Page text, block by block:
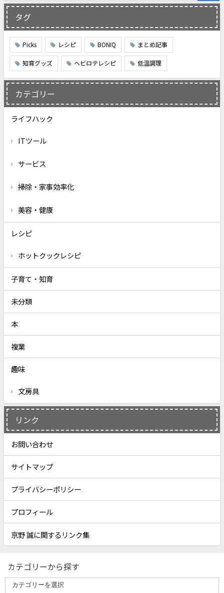
タグ
Picks レシピ BONIQ まとめ記事
知育グッズ ヘビロテレシピ 低温調理
カテゴリー
ライフハック
ITツール
サービス
掃除・家事効率化
美容・健康
レシピ
ホットクックレシピ
子育て・知育
未分類
本
複業
趣味
文房具
リンク
お問い合わせ
サイトマップ
プライバシーポリシー
プロフィール
京野 誠に関するリンク集
カテゴリーから探す